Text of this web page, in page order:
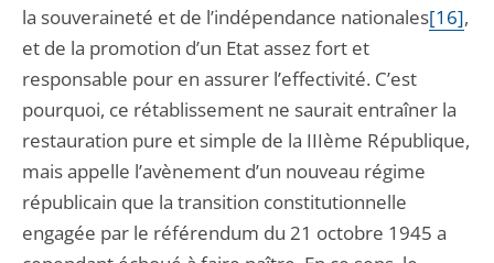
la souveraineté et de l’indépendance nationales[16],
et de la promotion d’un Etat assez fort et
responsable pour en assurer l’effectivité. C’est
pourquoi, ce rétablissement ne saurait entraîner la
restauration pure et simple de la IIIème République,
mais appelle l’avènement d’un nouveau régime
républicain que la transition constitutionnelle
engagée par le référendum du 21 octobre 1945 a